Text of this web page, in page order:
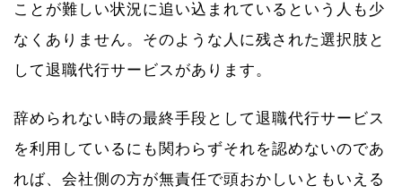
ことが難しい状況に追い込まれているという人も少
なくありません。そのような人に残された選択肢と
して退職代行サービスがあります。
辞められない時の最終手段として退職代行サービス
を利用しているにも関わらずそれを認めないのであ
れば、会社側の方が無責任で頭おかしいともいえる